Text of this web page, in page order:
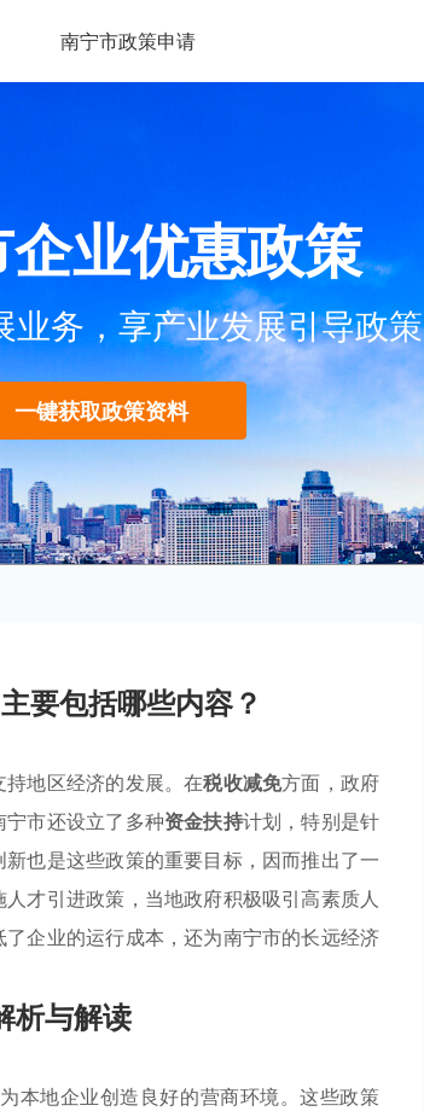
南宁市政策申请
业优惠政策
业务，享产业发展引导政策
一键获取政策资料
要包括哪些内容？
地区经济的发展。在税收减免方面，政府
市还设立了多种资金扶持计划，特别是针
也是这些政策的重要目标，因而推出了一
才引进政策，当地政府积极吸引高素质人
企业的运行成本，还为南宁市的长远经济
析与解读
为本地企业创造良好的营商环境。这些政策